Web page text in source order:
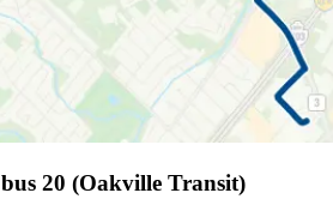
20 (Oakville Transit)